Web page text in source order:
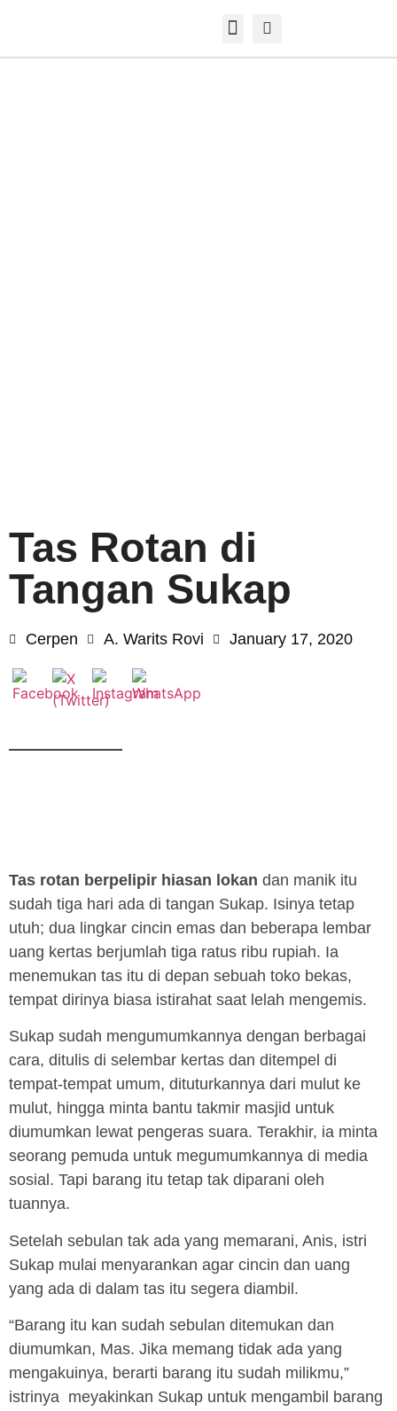
Tas Rotan di
Tangan Sukap
Cerpen A. Warits Rovi January 17, 2020
Tas rotan berpelipir hiasan lokan dan manik itu
sudah tiga hari ada di tangan Sukap. Isinya tetap
utuh; dua lingkar cincin emas dan beberapa lembar
uang kertas berjumlah tiga ratus ribu rupiah. Ia
menemukan tas itu di depan sebuah toko bekas,
tempat dirinya biasa istirahat saat lelah mengemis.
Sukap sudah mengumumkannya dengan berbagai
cara, ditulis di selembar kertas dan ditempel di
tempat-tempat umum, dituturkannya dari mulut ke
mulut, hingga minta bantu takmir masjid untuk
diumumkan lewat pengeras suara. Terakhir, ia minta
seorang pemuda untuk megumumkannya di media
sosial. Tapi barang itu tetap tak diparani oleh
tuannya.
Setelah sebulan tak ada yang memarani, Anis, istri
Sukap mulai menyarankan agar cincin dan uang
yang ada di dalam tas itu segera diambil.
“Barang itu kan sudah sebulan ditemukan dan
diumumkan, Mas. Jika memang tidak ada yang
mengakuinya, berarti barang itu sudah milikmu,”
istrinya meyakinkan Sukap untuk mengambil barang